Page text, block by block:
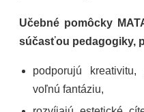
Učebné pomôcky
súčasťou pedagogiky,
podporujú
voľnú fantáziu,